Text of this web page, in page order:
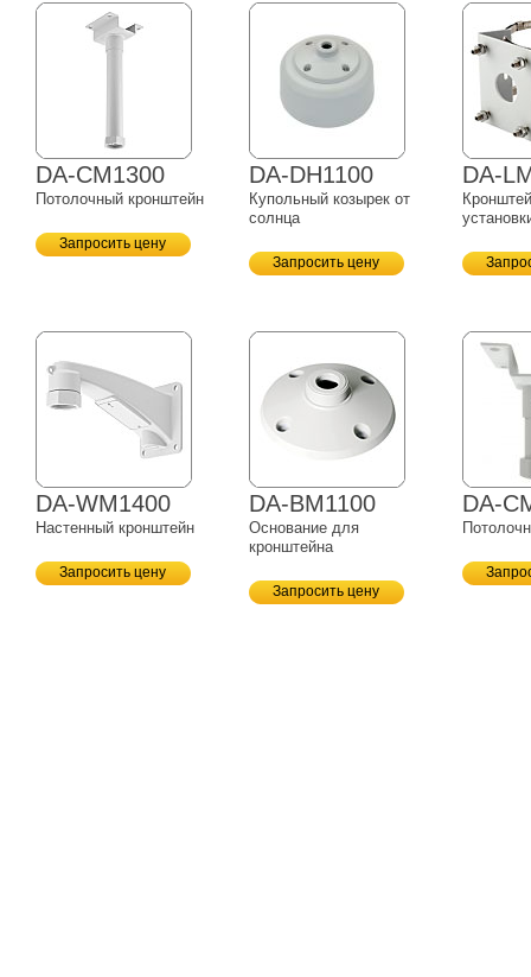
DA-CM1300
Потолочный кронштейн
Запросить цену
DA-DH1100
Купольный козырек от
солнца
Запросить цену
DA-
DA-WM1400
Настенный кронштейн
Запросить цену
DA-BM1100
Основание для
кронштейна
Запросить цену
DA-